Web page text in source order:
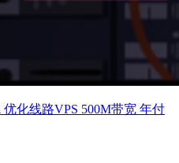
化线路VPS 500M带宽 年付